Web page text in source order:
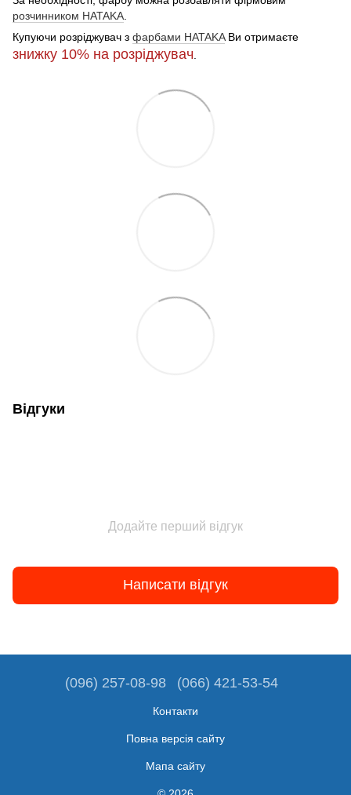
розчинником HATAKA
Купуючи розріджувач з фарбами HATAKAВи отримаєте
знижку 10% на розріджувач
Відгуки
Додайте перший відгук
Написати відгук
(096) 257-08-98 (066) 421-53-54
Контакти
Повна версія сайту
Мапа сайту